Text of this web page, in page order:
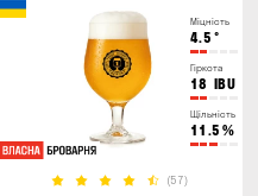
Міцність
4.5 °
Гіркота
18 IBU
Щільність
11.5 %
(57)